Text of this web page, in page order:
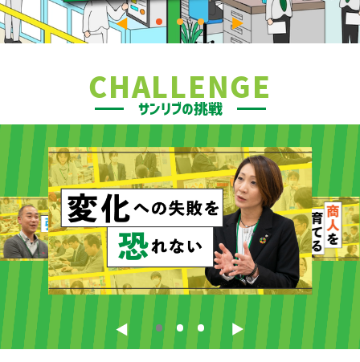
CHALLENGE
サンリブの挑戦